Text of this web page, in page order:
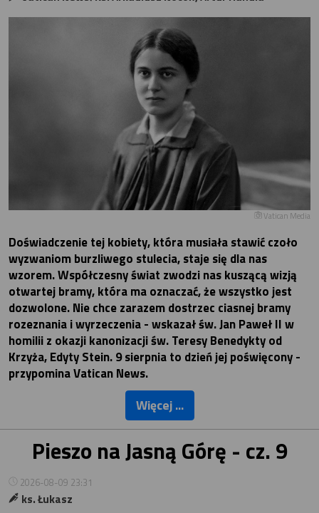
Vatican Media
Doświadczenie tej kobiety, która musiała stawić czoło
wyzwaniom burzliwego stulecia, staje się dla nas
wzorem. Współczesny świat zwodzi nas kuszącą wizją
otwartej bramy, która ma oznaczać, że wszystko jest
dozwolone. Nie chce zarazem dostrzec ciasnej bramy
rozeznania i wyrzeczenia - wskazał św. Jan Paweł II w
homilii z okazji kanonizacji św. Teresy Benedykty od
Krzyża, Edyty Stein. 9 sierpnia to dzień jej poświęcony -
przypomina Vatican News.
Więcej ...
Pieszo na Jasną Górę - cz. 9
2026-08-09 23:31
ks. Łukasz